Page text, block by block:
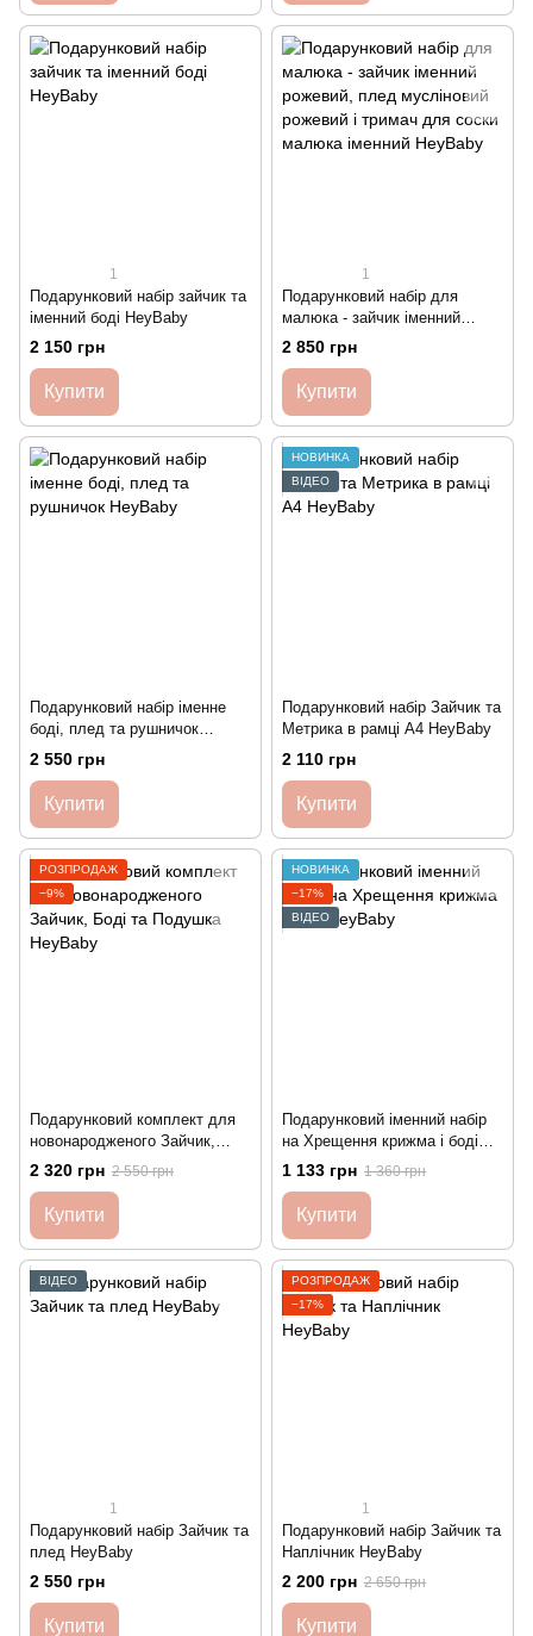
1
Подарунковий набір зайчик та
іменний боді HeyBaby
2 150 грн
Купити
1
Подарунковий набір для
малюка - зайчик іменний
рожевий, плед мусліновий
рожевий і тримач для соски
2 850 грн
Купити
Подарунковий набір іменне
боді, плед та рушничок
HeyBaby
2 550 грн
Купити
НОВИНКА
ВІДЕО
Подарунковий набір Зайчик та
Метрика в рамці А4 HeyBaby
2 110 грн
Купити
РОЗПРОДАЖ
−9%
Подарунковий комплект для
новонародженого Зайчик,
Боді та Подушка HeyBaby
2 320 грн 2 550 грн
Купити
НОВИНКА
−17%
ВІДЕО
Подарунковий іменний набір
на Хрещення крижма і боді
HeyBaby
1 133 грн 1 360 грн
Купити
ВІДЕО
1
Подарунковий набір Зайчик та
плед HeyBaby
2 550 грн
Купити
РОЗПРОДАЖ
−17%
1
Подарунковий набір Зайчик та
Наплічник HeyBaby
2 200 грн 2 650 грн
Купити